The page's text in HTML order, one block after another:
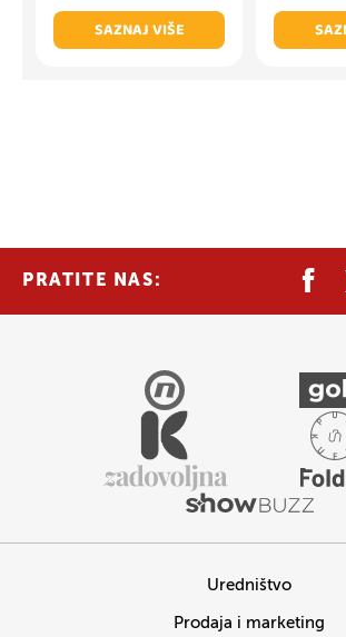
SAZNAJ VIŠE
PRATITE NAS:
Uredništvo
Prodaja i marketing